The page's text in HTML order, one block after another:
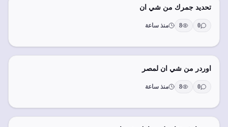
تحديد جمرك من شي ان
0
8 منذ ساعة
اوردر من شي ان لمصر
0
8 منذ ساعة